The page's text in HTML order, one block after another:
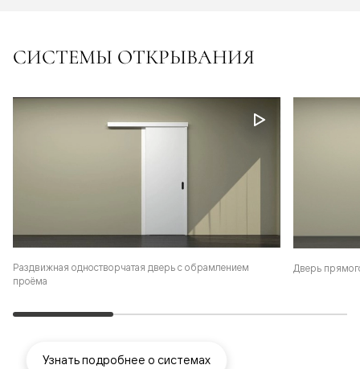
СИСТЕМЫ ОТКРЫВАНИЯ
Раздвижная одностворчатая дверь с обрамлением
проёма
Дверь
Узнать подробнее о системах